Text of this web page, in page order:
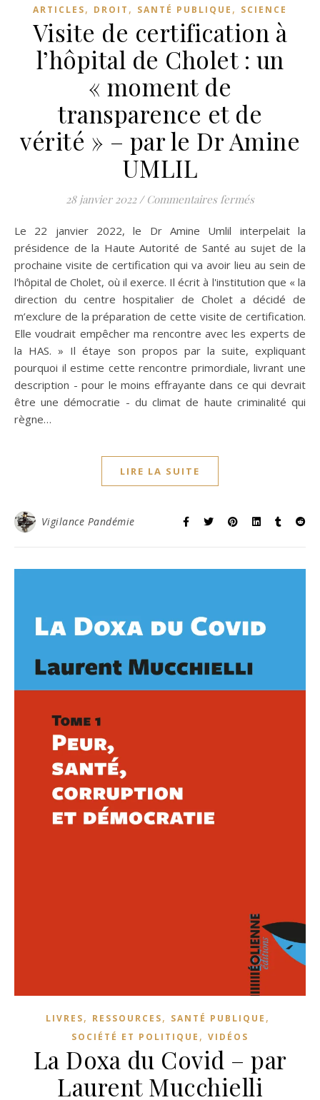
ARTICLES, DROIT , SANTÉ PUBLIQUE , SCIENCE
Visite de certification à
l’hôpital de Cholet : un
« moment de
transparence et de
vérité » – par le Dr Amine
UMLIL
28 janvier 2022 / Commentaires ferméssur Visite de
Le 22 janvier 2022, le Dr Amine Umlil interpelait la
présidence de la Haute Autorité de Santé au sujet de la
prochaine visite de certification qui va avoir lieu au sein de
l'hôpital de Cholet, où il exerce. Il écrit à l'institution que « la
direction du centre hospitalier de Cholet a décidé de
m’exclure de la préparation de cette visite de certification.
Elle voudrait empêcher ma rencontre avec les experts de
la HAS. » Il étaye son propos par la suite, expliquant
pourquoi il estime cette rencontre primordiale, livrant une
description - pour le moins effrayante dans ce qui devrait
être une démocratie - du climat de haute criminalité qui
règne…
LIRE LA SUITE
Vigilance Pandémie
LIVRES, RESSOURCES, SANTÉ PUBLIQUE ,
SOCIÉTÉ ET POLITIQUE , VIDÉOS
La Doxa du Covid – par
Laurent Mucchielli